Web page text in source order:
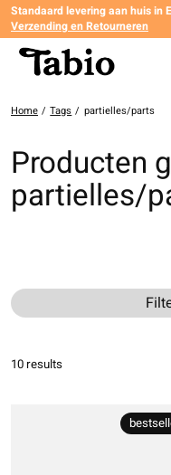
Standaard levering aan huis in
Verzending en Retourneren
Home / Tags / partielles/parts
Producten
partielles/
10 results